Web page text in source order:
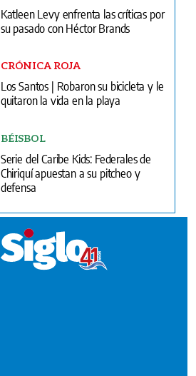
Katleen Levy enfrenta las críticas por
su pasado con Héctor Brands
CRÓNICA ROJA
Los Santos | Robaron su bicicleta y le
quitaron la vida en la playa
BÉISBOL
Serie del Caribe Kids: Federales de
Chiriquí apuestan a su pitcheo y
defensa